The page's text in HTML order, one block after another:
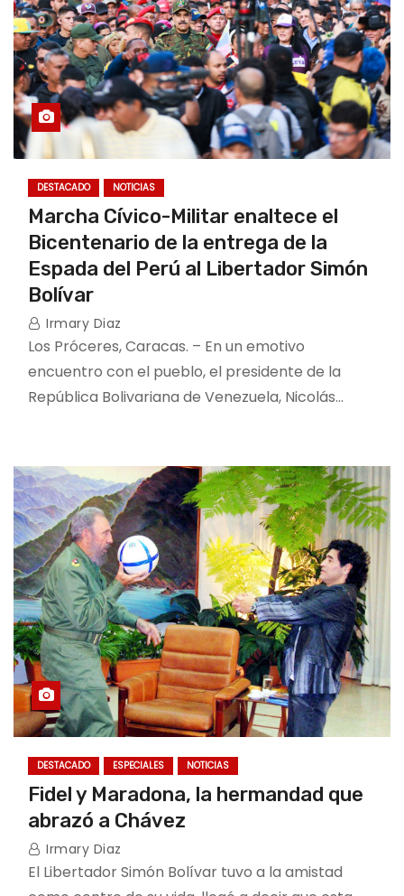
DESTACADO NOTICIAS
Marcha Cívico-Militar enaltece el
Bicentenario de la entrega de la
Espada del Perú al Libertador Simón
Bolívar
Irmary Diaz
Los Próceres, Caracas. – En un emotivo
encuentro con el pueblo, el presidente de la
República Bolivariana de Venezuela, Nicolás…
DESTACADO ESPECIALES NOTICIAS
Fidel y Maradona, la hermandad que
abrazó a Chávez
Irmary Diaz
El Libertador Simón Bolívar tuvo a la amistad